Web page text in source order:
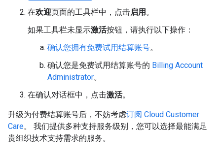
在欢迎页面的工具栏中，点击启用 。
如果工具栏未显示激活按钮，请执行以下操作：
确认您拥有免费试用结算账号。
确认您是免费试用结算账号的 Billing Account
Administrator。
在确认对话框中，点击激活。
升级为付费结算账号后，不妨考虑订阅 Cloud Customer
Care。 我们提供多种支持服务级别，您可以选择最能满足
贵组织技术支持需求的服务。